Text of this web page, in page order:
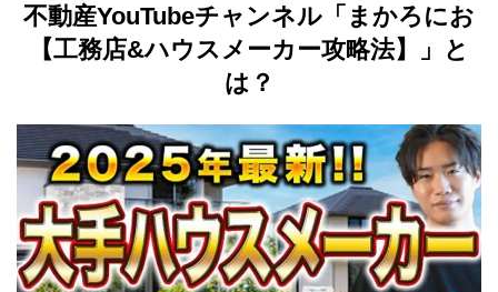
不動産YouTubeチャンネル「 まかろにお
【工務店&ハウスメーカー攻略法】
」と
は？